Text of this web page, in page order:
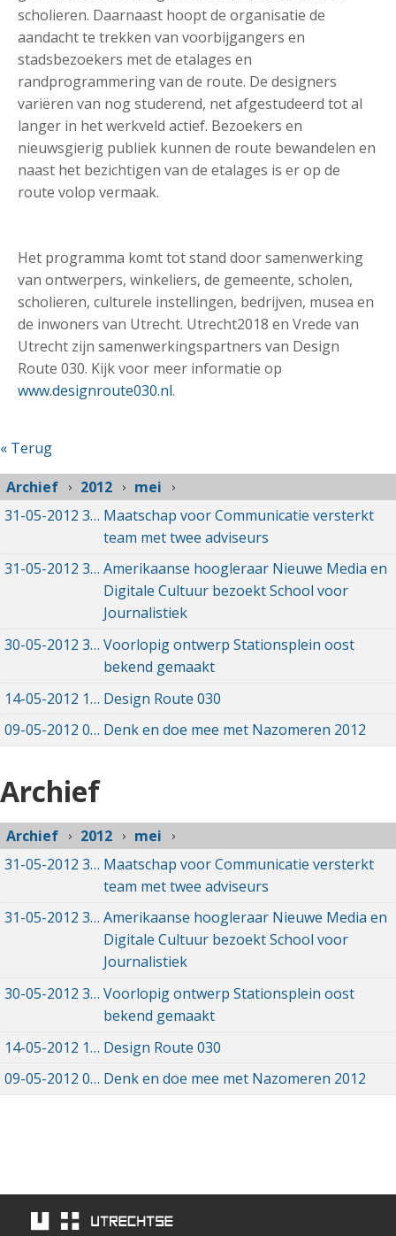
scholieren. Daarnaast hoopt de organisatie de
aandacht te trekken van voorbijgangers en
stadsbezoekers met de etalages en
randprogrammering van de route. De designers
variëren van nog studerend, net afgestudeerd tot al
langer in het werkveld actief. Bezoekers en
nieuwsgierig publiek kunnen de route bewandelen en
naast het bezichtigen van de etalages is er op de
route volop vermaak.
Het programma komt tot stand door samenwerking
van ontwerpers, winkeliers, de gemeente, scholen,
scholieren, culturele instellingen, bedrijven, musea en
de inwoners van Utrecht. Utrecht2018 en Vrede van
Utrecht zijn samenwerkingspartners van Design
Route 030. Kijk voor meer informatie op
www.designroute030.nl.
« Terug
Archief
2012
mei
31-05-2012 31-05-2012 00:00
Maatschap voor Communicatie versterkt
team met twee adviseurs
31-05-2012 31-05-2012 00:00
Amerikaanse hoogleraar Nieuwe Media en
Digitale Cultuur bezoekt School voor
Journalistiek
30-05-2012 30-05-2012 00:00
Voorlopig ontwerp Stationsplein oost
bekend gemaakt
14-05-2012 14-05-2012 00:00
Design Route 030
09-05-2012 09-05-2012 00:00 Denk en doe mee met Nazomeren 2012
Archief
Archief 2012
mei
31-05-2012 31-05-2012 00:00
Maatschap voor Communicatie versterkt
team met twee adviseurs
31-05-2012 31-05-2012 00:00
Amerikaanse hoogleraar Nieuwe Media en
Digitale Cultuur bezoekt School voor
Journalistiek
30-05-2012 30-05-2012 00:00
Voorlopig ontwerp Stationsplein oost
bekend gemaakt
14-05-2012 14-05-2012 00:00
Design Route 030
09-05-2012 09-05-2012 00:00 Denk en doe mee met Nazomeren 2012